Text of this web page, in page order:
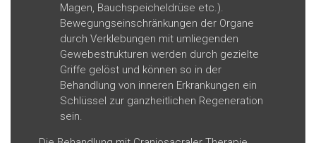
Magen, Bauchspeicheldrüse etc.).
Bewegungseinschränkungen der Organe
durch Verklebungen mit umliegenden
Gewebestrukturen werden durch gezielte
Griffe gelöst und können so in der
Behandlung von inneren Erkrankungen ein
Schlüssel zur ganzheitlichen Regeneration
sein.